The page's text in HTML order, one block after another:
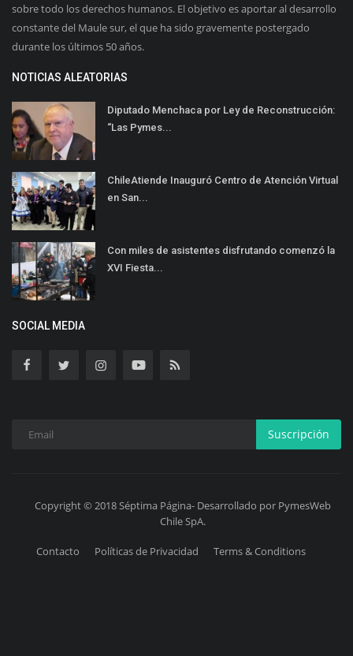
sobre todo los derechos humanos. El objetivo es aportar al desarrollo
constante del Maule sur, el que ha sido gravemente postergado
durante los últimos 50 años.
NOTICIAS ALEATORIAS
Diputado Menchaca por Ley de Reconstrucción:
“Las Pymes...
ChileAtiende Inauguró Centro de Atención Virtual
en San...
Con miles de asistentes disfrutando comenzó la
XVI Fiesta...
SOCIAL MEDIA
Suscripción
Copyright © 2018 Séptima Página- Desarrollado por PymesWeb
Chile SpA.
Contacto Políticas de Privacidad Terms & Conditions